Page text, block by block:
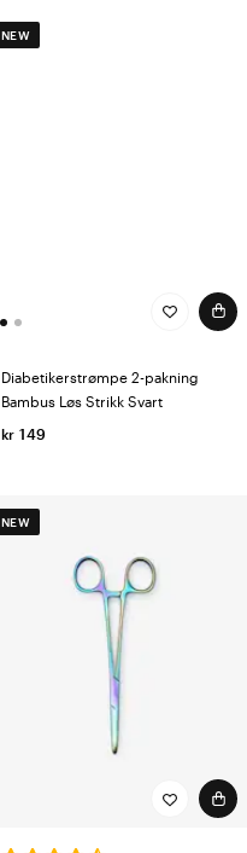
NEW
Diabetikerstrømpe 2-pakning
Bambus Løs Strikk Svart
kr 149
NEW